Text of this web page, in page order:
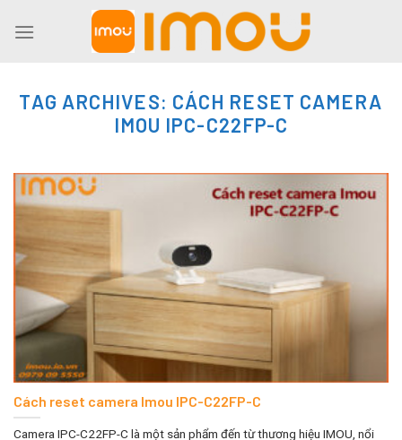
TAG ARCHIVES: CÁCH RESET CAMERA
IMOU IPC-C22FP-C
Cách reset camera Imou IPC-C22FP-C
Camera IPC-C22FP-C là một sản phẩm đến từ thương hiệu IMOU, nổi